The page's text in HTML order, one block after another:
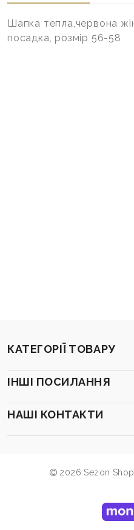
Шапка тепла,червона
посадка, розмір 56-58
КАТЕГОРІЇ ТОВАРУ
ІНШІ ПОСИЛАННЯ
НАШІ КОНТАКТИ
2026 Sezon